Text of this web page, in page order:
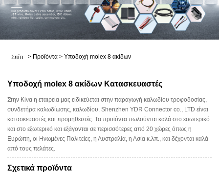
Σπίτι > Προϊόντα > Υποδοχή molex 8 ακίδων
Υποδοχή molex 8 ακίδων Κατασκευαστές
Στην Κίνα η εταιρεία μας ειδικεύεται στην παραγωγή καλωδίου τροφοδοσίας,
συνδετήρα καλωδίωσης, καλωδίου. Shenzhen YDR Connector co., LTD είναι
κατασκευαστές και προμηθευτές. Τα προϊόντα πωλούνται καλά στο εσωτερικό
και στο εξωτερικό και εξάγονται σε περισσότερες από 20 χώρες όπως η
Ευρώπη, οι Ηνωμένες Πολιτείες, η Αυστραλία, η Ασία κ.λπ., και δέχονται καλά
από τους πελάτες.
Σχετικά προϊόντα